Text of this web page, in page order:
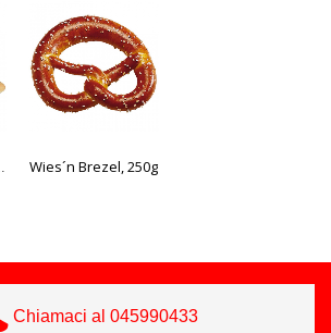
"Bio" Wies´n Brezel, 250g
Chiamaci al 045990433